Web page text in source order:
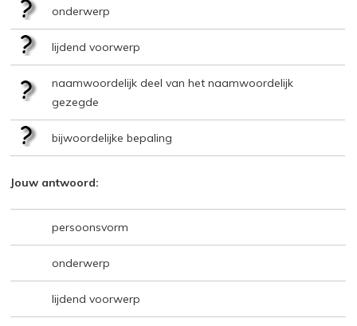
onderwerp
lijdend voorwerp
naamwoordelijk deel van het naamwoordelijk
gezegde
bijwoordelijke bepaling
Jouw antwoord:
persoonsvorm
onderwerp
lijdend voorwerp